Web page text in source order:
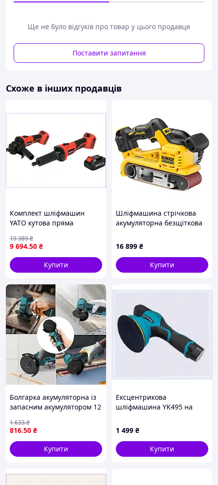
Три діаметри цанги для різних видів робіт:
Підходить до роботи з деревом, металом, склом,
каменем, керамікою;
різних поверхонь.
цанги - 2 шт;
аксесуари - 40 шт;
пластиковий кейс – 1 шт;
інструкція з експлуатації - 1 шт.
Ще не було відгуків про товар у цього продавця
Поставити запитання
Схоже в інших продавців
Комплект шліфмашин
YATO кутова пряма
оброблення сталі та
каменю 18 В 4 А·год
9 694.50 ₴
19 389₴
Купити
Шліфмашина стрічкова
акумуляторна безщіткова
75х533 мм, без АКБ та ЗП
(DCW220N)
16 899 ₴
Купити
Болгарка акумуляторна із
запасним акумулятором 12
Шліфмашини кутові УШМ
qwert
816.50 ₴
1 633₴
Купити
Ексцентрикова
шліфмашина YK495 на
8523X49AM4
1 499 ₴
Купити